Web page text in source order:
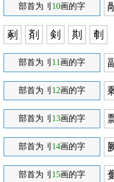
部首为刂 10画的字
剢 剤 剣 剘 剦
部首为刂 11画的字
部首为刂 12画的字
部首为刂 13画的字
部首为刂 14画的字
部首为刂 15画的字